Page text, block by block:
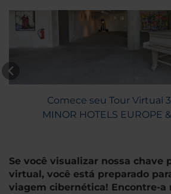
Comece seu Tour Virtual
MINOR HOTELS EUROPE
Se você visualizar nossa chave
virtual, você está preparado
viagem cibernética! Encontre-a